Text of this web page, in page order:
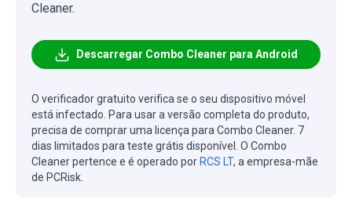
Cleaner.
Descarregar Combo Cleaner para Android
O verificador gratuito verifica se o seu dispositivo móvel
está infectado. Para usar a versão completa do produto,
precisa de comprar uma licença para Combo Cleaner. 7
dias limitados para teste grátis disponível. O Combo
Cleaner pertence e é operado por RCS LT, a empresa-mãe
de PCRisk.